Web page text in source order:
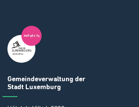
Gemeindeverwaltung der
Stadt Luxemburg